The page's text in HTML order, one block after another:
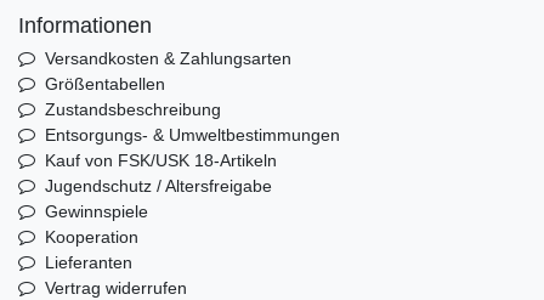
Informationen
Versandkosten & Zahlungsarten
Größentabellen
Zustandsbeschreibung
Entsorgungs- & Umweltbestimmungen
Kauf von FSK/USK 18-Artikeln
Jugendschutz / Altersfreigabe
Gewinnspiele
Kooperation
Lieferanten
Vertrag widerrufen